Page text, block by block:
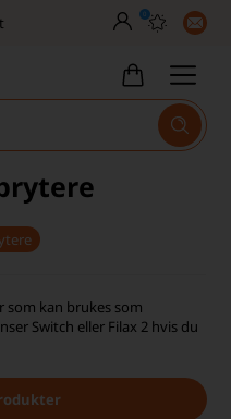
0
kan brukes som
Switch eller Filax 2 hvis du